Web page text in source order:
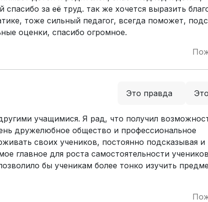
за её труд. так же хочется выразить
тоже сильный педагог, всегда поможет,
оценки, спасибо огромное.
Это правда
учащимися. Я рад, что получил
дружелюбное общество и профессиональное
своих учеников, постоянно подсказывая и
главное для роста самостоятельности
бы ученикам более тонко изучить